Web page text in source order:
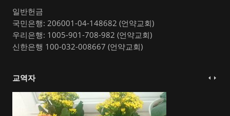
일반헌금
국민은행: 206001-04-148682 (언약교회)
우리은행: 1005-901-708-982 (언약교회)
신한은행 100-032-008667 (언약교회)
교역자